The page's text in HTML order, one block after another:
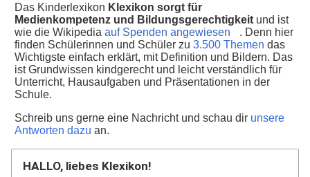
Das Kinderlexikon Klexikon sorgt für
Medienkompetenz und Bildungsgerechtigkeit und ist
wie die Wikipedia auf Spenden angewiesen
. Denn hier
finden Schülerinnen und Schüler zu 3.500 Themen das
Wichtigste einfach erklärt, mit Definition und Bildern. Das
ist Grundwissen kindgerecht und leicht verständlich für
Unterricht, Hausaufgaben und Präsentationen in der
Schule.
Schreib uns gerne eine Nachricht und schau dir unsere
Antworten dazu an.
HALLO, liebes Klexikon!